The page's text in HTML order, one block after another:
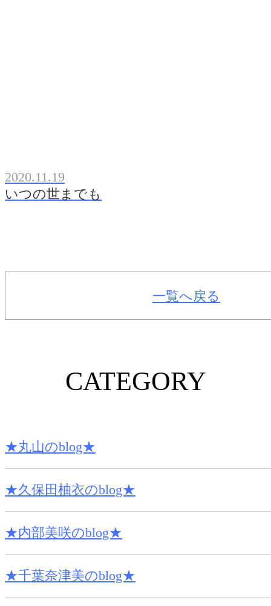
2020.11.19
いつの世までも
一覧へ戻る
CATEGORY
★丸山のblog★
★久保田柚衣のblog★
★内部美咲のblog★
★千葉奈津美のblog★